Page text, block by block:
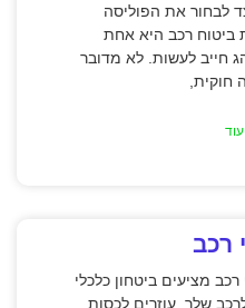
לבחור את הפוליסה
ביטוח רכב היא אחת
חייב לעשות. לא מדובר
חוקית,
רכב
מציעים ביטחון כלכלי
שלך, עוזרים לכסות